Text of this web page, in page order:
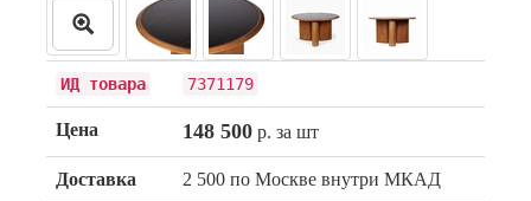
ИД товара 7371179
Цена 148 500р. за шт
Доставка 2 500 по Москве внутри МКАД